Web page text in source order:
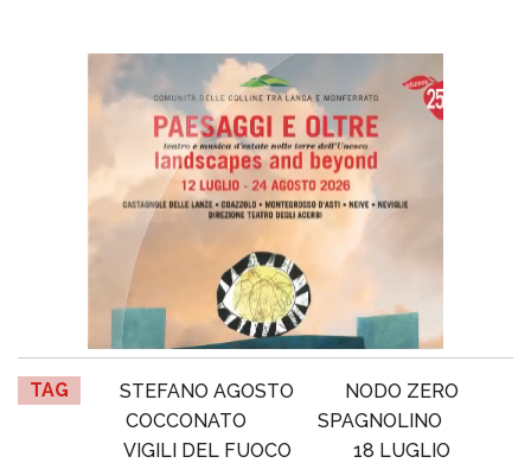
TAG STEFANO AGOSTO
NODO ZERO
COCCONATO
SPAGNOLINO
VIGILI DEL FUOCO
18 LUGLIO